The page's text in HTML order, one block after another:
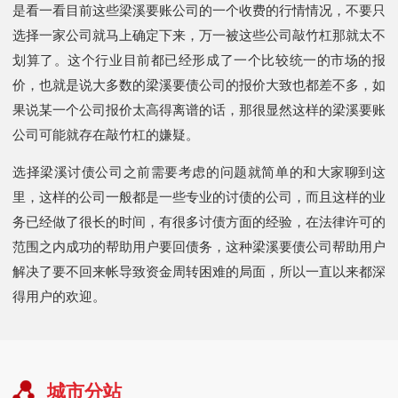
是看一看目前这些梁溪要账公司的一个收费的行情情况，不要只
选择一家公司就马上确定下来，万一被这些公司敲竹杠那就太不
划算了。这个行业目前都已经形成了一个比较统一的市场的报
价，也就是说大多数的梁溪要债公司的报价大致也都差不多，如
果说某一个公司报价太高得离谱的话，那很显然这样的梁溪要账
公司可能就存在敲竹杠的嫌疑。
选择梁溪讨债公司之前需要考虑的问题就简单的和大家聊到这
里，这样的公司一般都是一些专业的讨债的公司，而且这样的业
务已经做了很长的时间，有很多讨债方面的经验，在法律许可的
范围之内成功的帮助用户要回债务，这种梁溪要债公司帮助用户
解决了要不回来帐导致资金周转困难的局面，所以一直以来都深
得用户的欢迎。
城市分站